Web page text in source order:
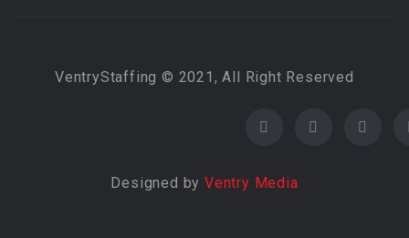
VentryStaffing © 2021, All Right Reserved
Designed by Ventry Media